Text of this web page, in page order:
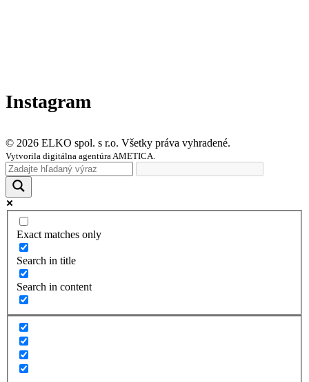
Instagram
© 2026 ELKO spol. s r.o. Všetky práva vyhradené.
Vytvorila digitálna agentúra AMETICA.
Exact matches only
Search in title
Search in content